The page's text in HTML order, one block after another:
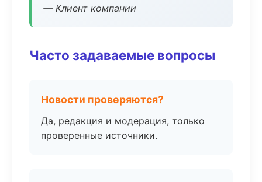
— Клиент компании
Часто задаваемые вопросы
Новости проверяются?
Да, редакция и модерация, только
проверенные источники.